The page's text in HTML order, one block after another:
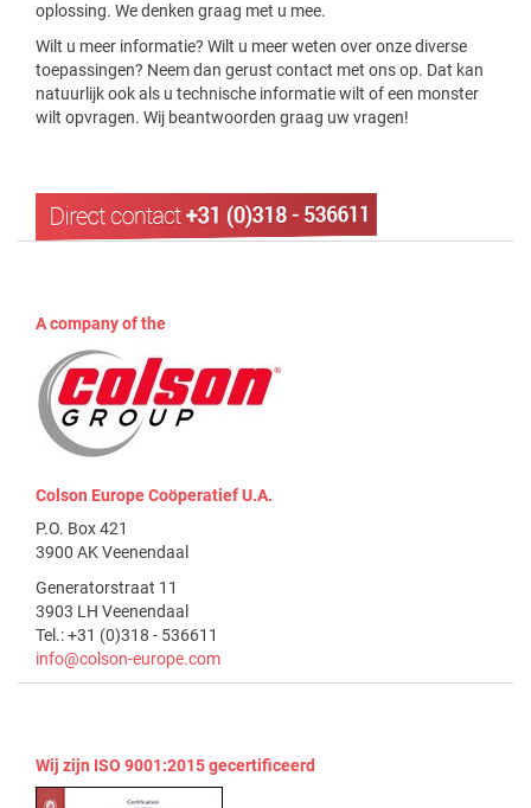
oplossing. We denken graag met u mee.
Wilt u meer informatie? Wilt u meer weten over onze diverse
toepassingen? Neem dan gerust contact met ons op. Dat kan
natuurlijk ook als u technische informatie wilt of een monster
wilt opvragen. Wij beantwoorden graag uw vragen!
A company of the
Colson Europe Coöperatief U.A.
P.O. Box 421
3900 AK Veenendaal
Generatorstraat 11
3903 LH Veenendaal
Tel.: +31 (0)318 - 536611
info@colson-europe.com
Wij zijn ISO 9001:2015 gecertificeerd